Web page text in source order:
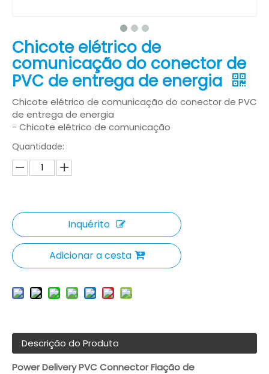
Chicote elétrico de
comunicação do conector de
PVC de entrega de energia
Chicote elétrico de comunicação do conector de PVC
de entrega de energia
- Chicote elétrico de comunicação
Quantidade:
Inquérito
Adicionar a cesta
Descrição do Produto
Power Delivery PVC Connector Fiação de